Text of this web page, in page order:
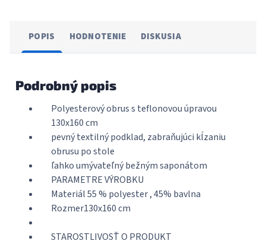
POPIS HODNOTENIE DISKUSIA
Podrobný popis
Polyesterový obrus s teflonovou úpravou
130x160 cm
pevný textilný podklad, zabraňujúci kĺzaniu
obrusu po stole
ľahko umývateľný bežným saponátom
PARAMETRE VÝROBKU
Materiál 55 % polyester , 45% bavlna
Rozmer130x160 cm
STAROSTLIVOSŤ O PRODUKT